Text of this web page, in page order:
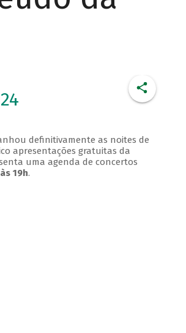
definitivamente as noites de
apresentações gratuitas da
uma agenda de concertos
19h.